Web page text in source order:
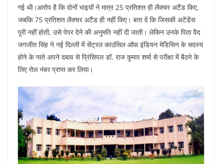
गई थी।आरोप है कि दोनों भाइयों ने मात्र 25 प्रतिशत ही लैक्चर अटैंड किए,
जबकि 75 प्रतिशत लैक्चर अटैंड ही नहीं किए। बता दें कि जिसकी अटेंडेंस
पूरी नहीं होती, उसे पेपर देने की अनुमति नहीं दी जाती। लेकिन उनके पिता वैद
जगजीत सिंह ने नई दिल्ली में सेंट्रल काउंसिल ऑफ इंडियन मेडिसिन के सदस्य
होने के नाते अपने दबाव से प्रिंसिपल डॉ. राज कुमार शर्मा से परीक्षा में बैठने के
लिए रोल नंबर प्राप्त कर लिया।